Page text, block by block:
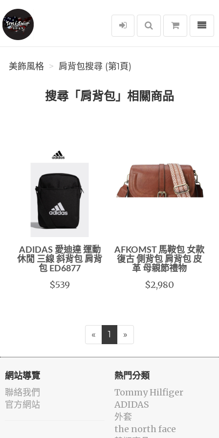
美飾風格
選單
美飾風格 肩背包搜尋 (第1頁)
搜尋「肩背包」相關商品
ADIDAS 愛迪達 運動
休閒 三線 斜背包 肩背
包 ED6877
$539
AFKOMST 馬鞍包 女款
復古 側背包 肩背包 皮
革 母親節禮物
$2,980
« 1 »
網站導覽
聯絡我們
官方網站
熱門分類
Tommy Hilfiger
ADIDAS
外套
the north face